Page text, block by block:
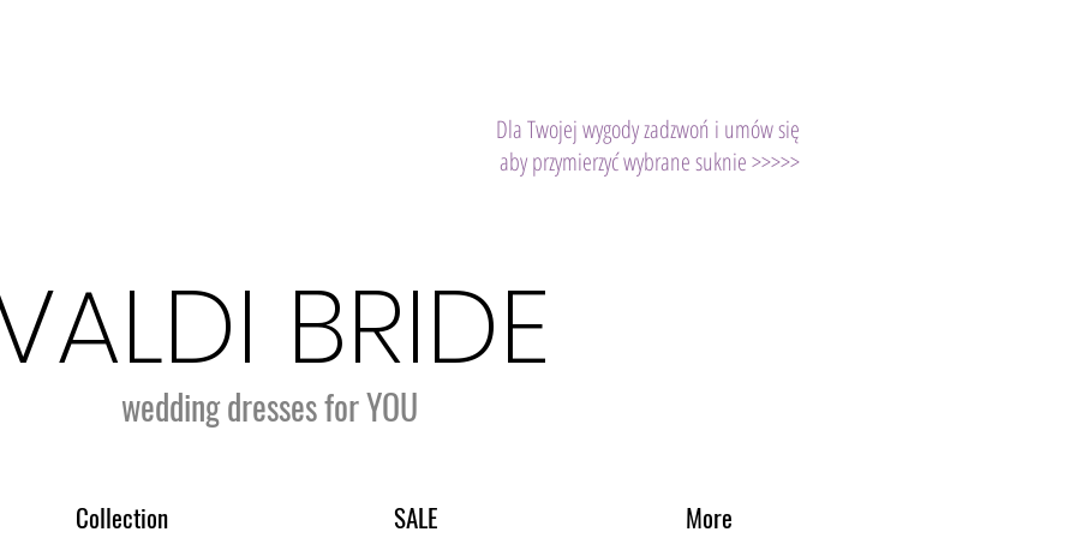
Dla Twojej wygody zadzwoń i umów się
aby przymierzyć wybrane suknie >>>>>
BRIDE
wedding dresses for YOU
Collection SALE More